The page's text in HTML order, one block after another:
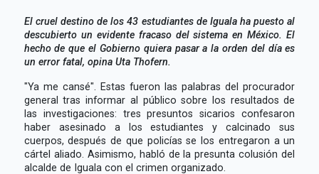
El cruel destino de los 43 estudiantes de Iguala ha puesto al
descubierto un evidente fracaso del sistema en México. El
hecho de que el Gobierno quiera pasar a la orden del día es
un error fatal, opina Uta Thofern.
"Ya me cansé". Estas fueron las palabras del procurador
general tras informar al público sobre los resultados de
las investigaciones: tres presuntos sicarios confesaron
haber asesinado a los estudiantes y calcinado sus
cuerpos, después de que policías se los entregaron a un
cártel aliado. Asimismo, habló de la presunta colusión del
alcalde de Iguala con el crimen organizado.